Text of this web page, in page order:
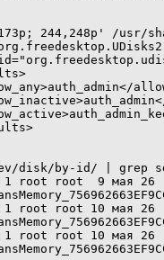
244,248p' /usr/
disk/by-id/ | grep
1 root root  9 мая 26
1 root root 10 мая 26
1 root root 10 мая 26